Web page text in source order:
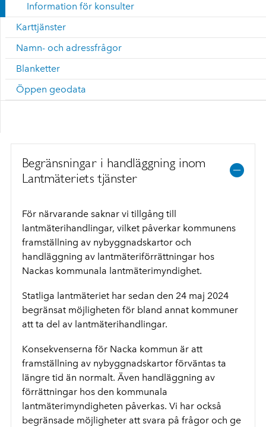
Information för konsulter
Karttjänster
Namn- och adressfrågor
Blanketter
Öppen geodata
Begränsningar i handläggning inom
Lantmäteriets tjänster
För närvarande saknar vi tillgång till
lantmäterihandlingar, vilket påverkar kommunens
framställning av nybyggnadskartor och
handläggning av lantmäteriförrättningar hos
Nackas kommunala lantmäterimyndighet.
Statliga lantmäteriet har sedan den 24 maj 2024
begränsat möjligheten för bland annat kommuner
att ta del av lantmäterihandlingar.
Konsekvenserna för Nacka kommun är att
framställning av nybyggnadskartor förväntas ta
längre tid än normalt. Även handläggning av
förrättningar hos den kommunala
lantmäterimyndigheten påverkas. Vi har också
begränsade möjligheter att svara på frågor och ge